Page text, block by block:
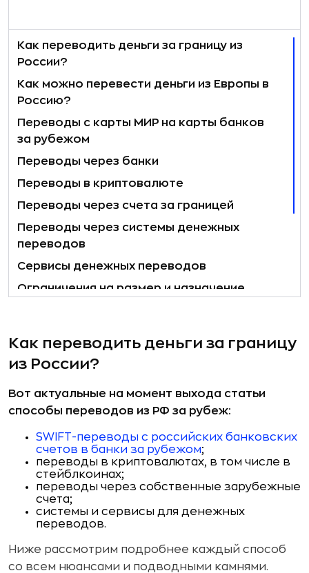
Как переводить деньги за границу из
России?
Как можно перевести деньги из Европы в
Россию?
Переводы с карты МИР на карты банков
за рубежом
Переводы через банки
Переводы в криптовалюте
Переводы через счета за границей
Переводы через системы денежных
переводов
Сервисы денежных переводов
Ограничения на размер и назначение
Какие есть риски при переводе денег за
границу?
Как переводить деньги за границу
из России?
Вот актуальные на момент выхода статьи
способы переводов из РФ за рубеж:
SWIFT-переводы с российских банковских
счетов в банки за рубежом;
переводы в криптовалютах, в том числе в
стейблкоинах;
переводы через собственные зарубежные
счета;
системы и сервисы для денежных
переводов.
Ниже рассмотрим подробнее каждый способ
со всем нюансами и подводными камнями.